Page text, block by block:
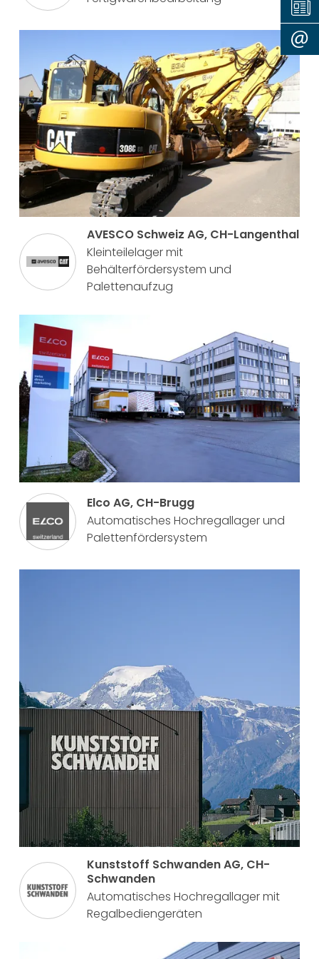
AVESCO Schweiz AG, CH-Langenthal
Kleinteilelager mit
Behälterfördersystem und
Palettenaufzug
Elco AG, CH-Brugg
Automatisches Hochregallager und
Palettenfördersystem
Kunststoff Schwanden AG, CH-
Schwanden
Automatisches Hochregallager mit
Regalbediengeräten